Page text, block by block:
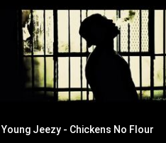
Young Jeezy - Chickens No Flour